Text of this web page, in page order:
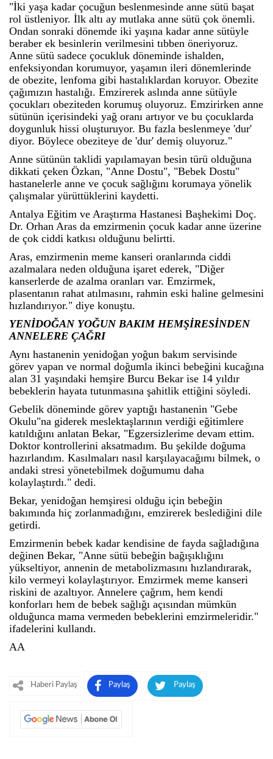
"İki yaşa kadar çocuğun beslenmesinde anne sütü başat
rol üstleniyor. İlk altı ay mutlaka anne sütü çok önemli.
Ondan sonraki dönemde iki yaşına kadar anne sütüyle
beraber ek besinlerin verilmesini tıbben öneriyoruz.
Anne sütü sadece çocukluk döneminde ishalden,
enfeksiyondan korumuyor, yaşamın ileri dönemlerinde
de obezite, lenfoma gibi hastalıklardan koruyor. Obezite
çağımızın hastalığı. Emzirerek aslında anne sütüyle
çocukları obeziteden korumuş oluyoruz. Emzirirken anne
sütünün içerisindeki yağ oranı artıyor ve bu çocuklarda
doygunluk hissi oluşturuyor. Bu fazla beslenmeye 'dur'
diyor. Böylece obeziteye de 'dur' demiş oluyoruz."
Anne sütünün taklidi yapılamayan besin türü olduğuna
dikkati çeken Özkan, "Anne Dostu", "Bebek Dostu"
hastanelerle anne ve çocuk sağlığını korumaya yönelik
çalışmalar yürüttüklerini kaydetti.
Antalya Eğitim ve Araştırma Hastanesi Başhekimi Doç.
Dr. Orhan Aras da emzirmenin çocuk kadar anne üzerine
de çok ciddi katkısı olduğunu belirtti.
Aras, emzirmenin meme kanseri oranlarında ciddi
azalmalara neden olduğuna işaret ederek, "Diğer
kanserlerde de azalma oranları var. Emzirmek,
plasentanın rahat atılmasını, rahmin eski haline gelmesini
hızlandırıyor." diye konuştu.
YENİDOĞAN YOĞUN BAKIM HEMŞİRESİNDEN
ANNELERE ÇAĞRI
Aynı hastanenin yenidoğan yoğun bakım servisinde
görev yapan ve normal doğumla ikinci bebeğini kucağına
alan 31 yaşındaki hemşire Burcu Bekar ise 14 yıldır
bebeklerin hayata tutunmasına şahitlik ettiğini söyledi.
Gebelik döneminde görev yaptığı hastanenin "Gebe
Okulu"na giderek meslektaşlarının verdiği eğitimlere
katıldığını anlatan Bekar, "Egzersizlerime devam ettim.
Doktor kontrollerini aksatmadım. Bu şekilde doğuma
hazırlandım. Kasılmaları nasıl karşılayacağımı bilmek, o
andaki stresi yönetebilmek doğumumu daha
kolaylaştırdı." dedi.
Bekar, yenidoğan hemşiresi olduğu için bebeğin
bakımında hiç zorlanmadığını, emzirerek beslediğini dile
getirdi.
Emzirmenin bebek kadar kendisine de fayda sağladığına
değinen Bekar, "Anne sütü bebeğin bağışıklığını
yükseltiyor, annenin de metabolizmasını hızlandırarak,
kilo vermeyi kolaylaştırıyor. Emzirmek meme kanseri
riskini de azaltıyor. Annelere çağrım, hem kendi
konforları hem de bebek sağlığı açısından mümkün
olduğunca mama vermeden bebeklerini emzirmeleridir."
ifadelerini kullandı.
AA
Haberi Paylaş Paylaş Paylaş